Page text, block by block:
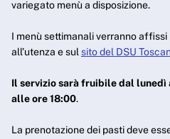
variegato menù a disposizione.
I menù settimanali verranno affissi
all’utenza e sulsito del DSU
Il servizio sarà fruibile dal
alle ore 18:00.
La prenotazione dei pasti deve